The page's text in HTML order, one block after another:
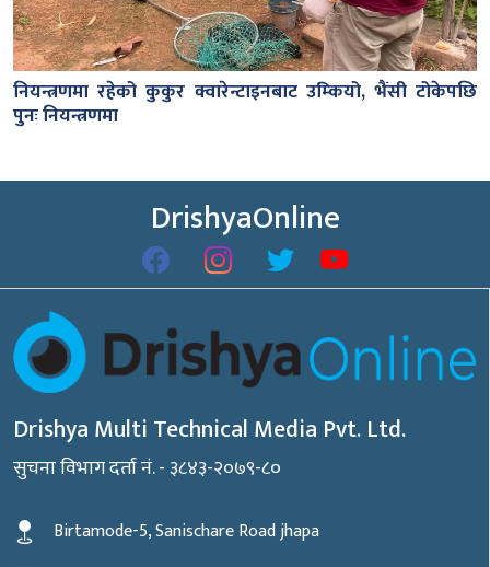
नियन्त्रणमा रहेको कुकुर क्वारेन्टाइनबाट उम्कियो, भैंसी टोकेपछि
पुनः नियन्त्रणमा
DrishyaOnline
Drishya Multi Technical Media Pvt. Ltd.
सुचना विभाग दर्ता नं. - ३८४३-२०७९-८०
Birtamode-5, Sanischare Road jhapa